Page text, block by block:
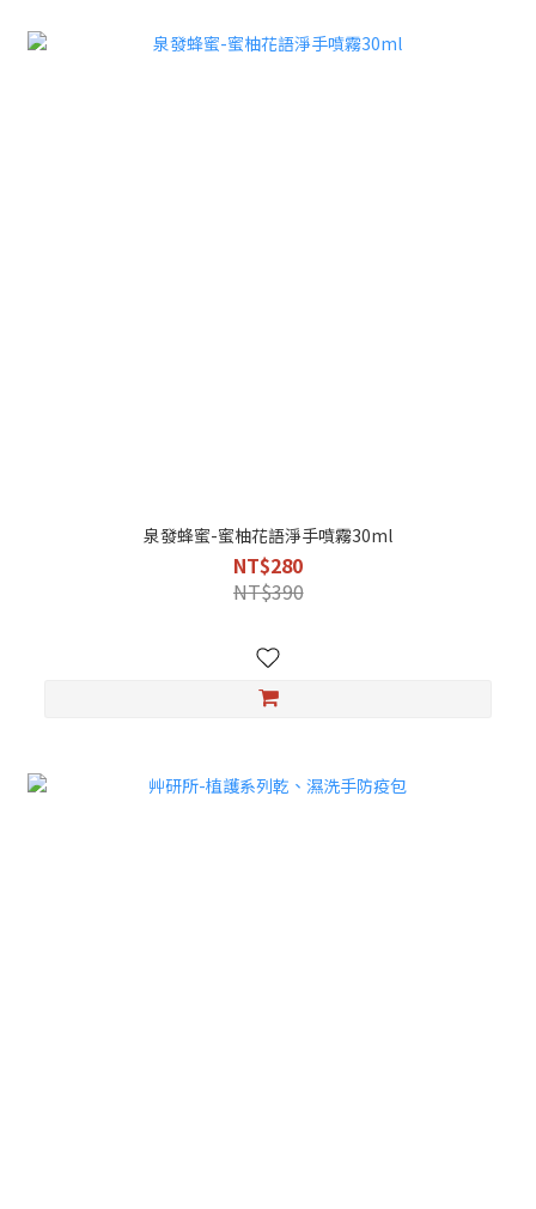
泉發蜂蜜-蜜柚花語淨手噴霧30ml
NT$280
NT$390